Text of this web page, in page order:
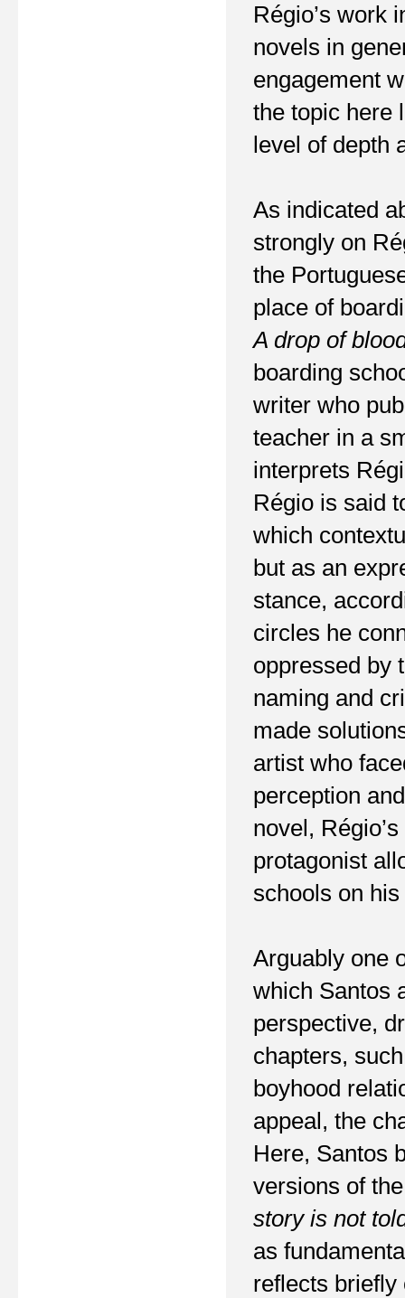
Régio’s work
novels in
engagement
the topic here
level of depth
As indicated
strongly on
the
place of
A drop of
boarding
writer who
teacher in a
interprets
Régio is said
which
but as an
stance,
circles he
oppressed by
naming and
made
artist who
perception
novel,
protagonist
schools on
Arguably one
which Santos
perspective,
chapters,
boyhood
appeal, the
Here, Santos
versions of
story is not
as
reflects briefly